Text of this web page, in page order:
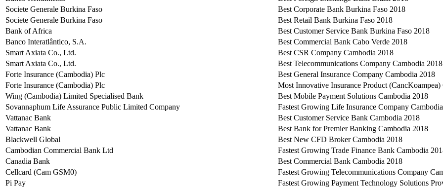
Societe Generale Burkina Faso
Best Corporate Bank Burkina Faso 2018
Societe Generale Burkina Faso
Best Retail Bank Burkina Faso 2018
Bank of Africa
Best Customer Service Bank Burkina Faso 2018
Banco Interatlântico, S.A.
Best Commercial Bank Cabo Verde 2018
Smart Axiata Co., Ltd.
Best CSR Company Cambodia 2018
Smart Axiata Co., Ltd.
Best Telecommunications Company Cambodia 2018
Forte Insurance (Cambodia) Plc
Best General Insurance Company Cambodia 2018
Forte Insurance (Cambodia) Plc
Most Innovative Insurance Product (CancKoampea)
Wing (Cambodia) Limited Specialised Bank
Best Mobile Payment Solutions Cambodia 2018
Sovannaphum Life Assurance Public Limited Company
Fastest Growing Life Insurance Company
Vattanac Bank
Best Customer Service Bank Cambodia 2018
Vattanac Bank
Best Bank for Premier Banking Cambodia 2018
Blackwell Global
Best New CFD Broker Cambodia 2018
Cambodian Commercial Bank Ltd
Fastest Growing Trade Finance Bank Cambodia
Canadia Bank
Best Commercial Bank Cambodia 2018
Cellcard (Cam GSM0)
Fastest Growing Telecommunications Company
Pi Pay
Fastest Growing Payment Technology Solutions